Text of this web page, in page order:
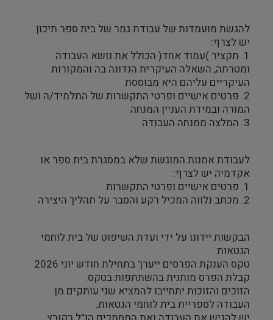
להגשת מועמדות של עבודת גמר של בית ספר תיכון
יש לצרף:
1. תקציר )עמוד אחד( הכולל את נושא העבודה
ומטרתה, השאלה העיקרית הנדונה בה והמקורות
העיקריים עליהם היא מבוססת
2. פרטים אישיים ופרטי התקשרות של התלמיד/ה ושל
המורה ובמידת העניין המנחה
3. המלצה ממנחה העבודה
לעבודת אמנות המוגשת שלא במסגרת בית ספר או
אקדמיה יש לצרף:
1. פרטים אישיים ופרטי התקשרות
2. מכתב נלווה המכיל רקע והסבר על תהליך היצירה
הבקשות יידונו על ידי ועדת השיפוט של בית לוחמי
הגטאות.
טקס הענקת הפרסים ייערך בתחילת חודש יוני 2026 .
קבלת הפרס מותנית בהשתתפות בטקס.
הזוכים והזוכות יתחייבו להמציא שני עותקים מן
העבודה לספריית בית לוחמי הגטאות.